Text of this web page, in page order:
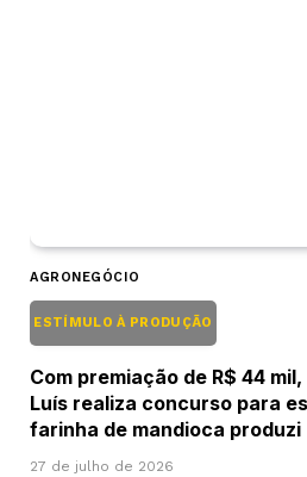
AGRONEGÓCIO
ESTÍMULO À PRODUÇÃO
Com premiação de R$ 44
Luís realiza concurso para
farinha de mandioca produzi
27 de julho de 2026